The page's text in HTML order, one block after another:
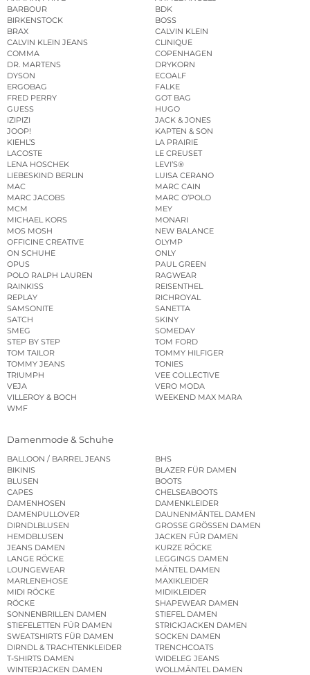
BARBOUR
BDK
BIRKENSTOCK
BOSS
BRAX
CALVIN KLEIN
CALVIN KLEIN JEANS
CLINIQUE
COMMA
COPENHAGEN
DR. MARTENS
DRYKORN
DYSON
ECOALF
ERGOBAG
FALKE
FRED PERRY
GOT BAG
GUESS
HUGO
IZIPIZI
JACK & JONES
JOOP!
KAPTEN & SON
KIEHL’S
LA PRAIRIE
LACOSTE
LE CREUSET
LENA HOSCHEK
LEVI’S®
LIEBESKIND BERLIN
LUISA CERANO
MAC
MARC CAIN
MARC JACOBS
MARC O’POLO
MCM
MEY
MICHAEL KORS
MONARI
MOS MOSH
NEW BALANCE
OFFICINE CREATIVE
OLYMP
ON SCHUHE
ONLY
OPUS
PAUL GREEN
POLO RALPH LAUREN
RAGWEAR
RAINKISS
REISENTHEL
REPLAY
RICHROYAL
SAMSONITE
SANETTA
SATCH
SKINY
SMEG
SOMEDAY
STEP BY STEP
TOM FORD
TOM TAILOR
TOMMY HILFIGER
TOMMY JEANS
TONIES
TRIUMPH
VEE COLLECTIVE
VEJA
VERO MODA
VILLEROY & BOCH
WEEKEND MAX MARA
WMF
Damenmode & Schuhe
BALLOON / BARREL JEANS
BHS
BIKINIS
BLAZER FÜR DAMEN
BLUSEN
BOOTS
CAPES
CHELSEABOOTS
DAMENHOSEN
DAMENKLEIDER
DAMENPULLOVER
DAUNENMÄNTEL DAMEN
DIRNDLBLUSEN
GROSSE GRÖSSEN DAMEN
HEMDBLUSEN
JACKEN FÜR DAMEN
JEANS DAMEN
KURZE RÖCKE
LANGE RÖCKE
LEGGINGS DAMEN
LOUNGEWEAR
MÄNTEL DAMEN
MARLENEHOSE
MAXIKLEIDER
MIDI RÖCKE
MIDIKLEIDER
RÖCKE
SHAPEWEAR DAMEN
SONNENBRILLEN DAMEN
STIEFEL DAMEN
STIEFELETTEN FÜR DAMEN
STRICKJACKEN DAMEN
SWEATSHIRTS FÜR DAMEN
SOCKEN DAMEN
DIRNDL & TRACHTENKLEIDER
TRENCHCOATS
T-SHIRTS DAMEN
WIDELEG JEANS
WINTERJACKEN DAMEN
WOLLMÄNTEL DAMEN